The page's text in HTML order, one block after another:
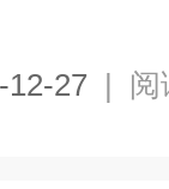
12-27 | 阅